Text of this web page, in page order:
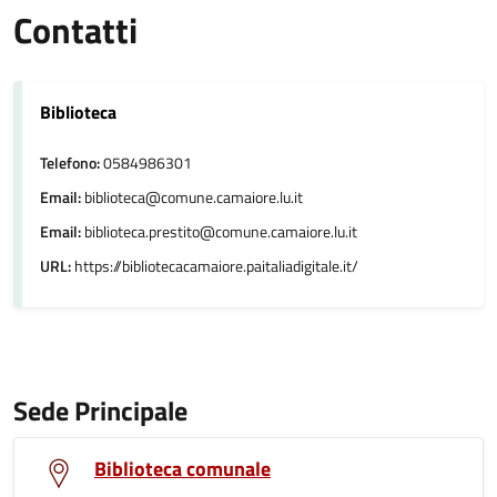
Contatti
Biblioteca
Telefono:0584986301
Email:biblioteca@comune.camaiore.lu.it
Email:biblioteca.prestito@comune.camaiore.lu.it
URL:https://bibliotecacamaiore.paitaliadigitale.it/
Sede Principale
Biblioteca comunale